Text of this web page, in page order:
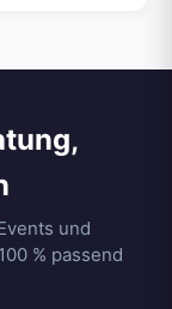
und
% passend